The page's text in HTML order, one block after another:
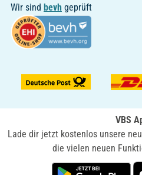
Wir sind bevh geprüft
VBS
Lade dir jetzt kostenlos unsere
die vielen neuen